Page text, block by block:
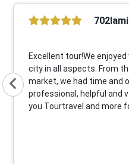
Excellent tour!We
city in all aspects. From
market, we had time and
professional, helpful and
you Tourtravel and more